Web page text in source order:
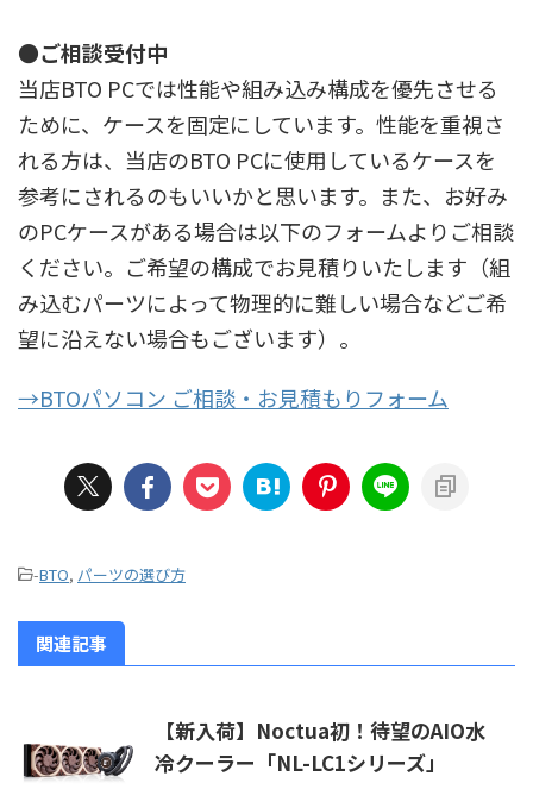
●ご相談受付中
当店BTO PCでは性能や組み込み構成を優先させる
ために、ケースを固定にしています。性能を重視さ
れる方は、当店のBTO PCに使用しているケースを
参考にされるのもいいかと思います。また、お好み
のPCケースがある場合は以下のフォームよりご相談
ください。ご希望の構成でお見積りいたします（組
み込むパーツによって物理的に難しい場合などご希
望に沿えない場合もございます）。
→BTOパソコン ご相談・お見積もりフォーム
-BTO, パーツの選び方
関連記事
【新入荷】Noctua初！待望のAIO水
冷クーラー「NL-LC1シリーズ」